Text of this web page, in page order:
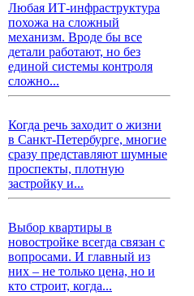
Любая ИТ-инфраструктура
похожа на сложный
механизм. Вроде бы все
детали работают, но без
единой системы контроля
сложно...
Когда речь заходит о жизни
в Санкт-Петербурге, многие
сразу представляют шумные
проспекты, плотную
застройку и...
Выбор квартиры в
новостройке всегда связан с
вопросами. И главный из
них – не только цена, но и
кто строит, когда...